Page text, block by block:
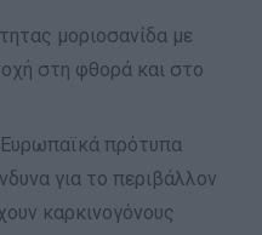
μοριοσανίδα με
στη φθορά και στο
πρότυπα
για το περιβάλλον
καρκινογόνους